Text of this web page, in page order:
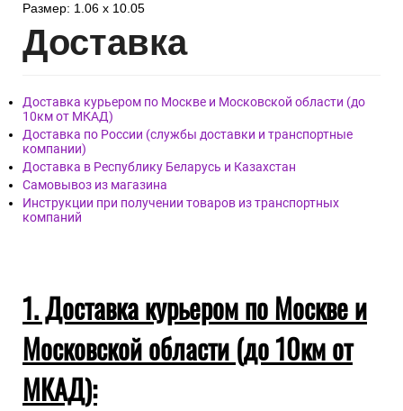
Размер: 1.06 x 10.05
Доставка
Доставка курьером по Москве и Московской области (до
10км от МКАД)
Доставка по России (службы доставки и транспортные
компании)
Доставка в Республику Беларусь и Казахстан
Самовывоз из магазина
Инструкции при получении товаров из транспортных
компаний
1. Доставка курьером по Москве и
Московской области (до 10км от
МКАД):